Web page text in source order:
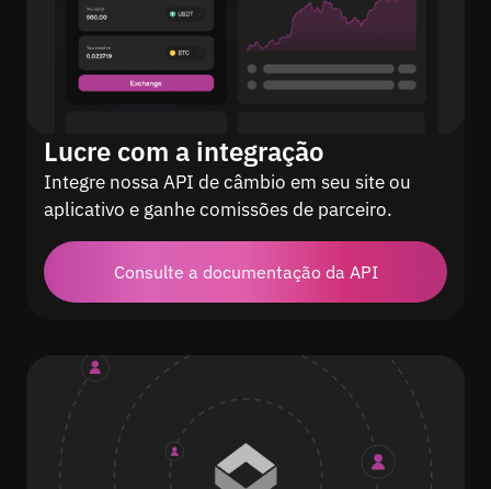
Lucre com a integração
Integre nossa API de câmbio em seu site ou
aplicativo e ganhe comissões de parceiro.
Consulte a documentação da API